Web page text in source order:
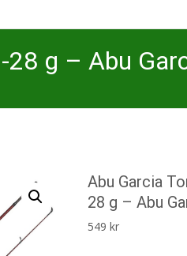
28 g – Abu
Abu Garcia
28 g – Abu
549kr